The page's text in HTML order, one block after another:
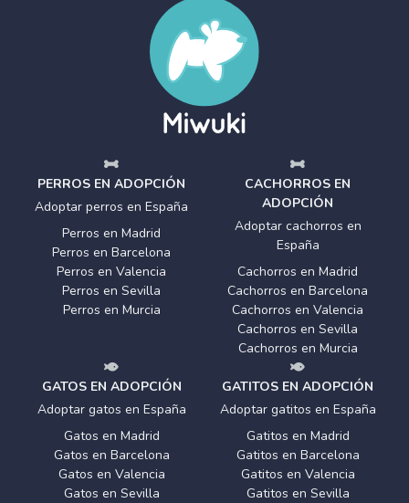
PERROS EN ADOPCIÓN
Adoptar perros en España
Perros en Madrid
Perros en Barcelona
Perros en Valencia
Perros en Sevilla
Perros en Murcia
CACHORROS EN
ADOPCIÓN
Adoptar cachorros en
España
Cachorros en Madrid
Cachorros en Barcelona
Cachorros en Valencia
Cachorros en Sevilla
Cachorros en Murcia
GATOS EN ADOPCIÓN
Adoptar gatos en España
Gatos en Madrid
Gatos en Barcelona
Gatos en Valencia
Gatos en Sevilla
GATITOS EN ADOPCIÓN
Adoptar gatitos en España
Gatitos en Madrid
Gatitos en Barcelona
Gatitos en Valencia
Gatitos en Sevilla